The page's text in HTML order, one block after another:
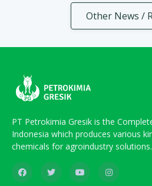
Other News /
PT Petrokimia Gresik is the
Indonesia which produces various
chemicals for agroindustry solutions.